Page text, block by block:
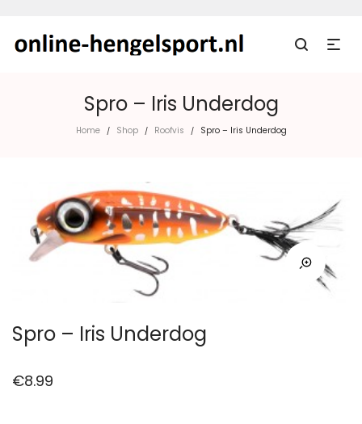
Spro – Iris Underdog
Home / Shop / Roofvis / Spro – Iris Underdog
Spro – Iris Underdog
€8.99